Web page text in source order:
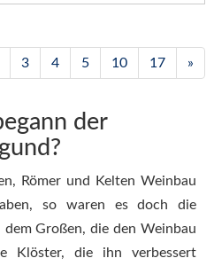
3 4 5 10 17 »
der
Römer und Kelten Weinbau
so waren es doch die
Großen, die den Weinbau
Klöster, die ihn verbessert